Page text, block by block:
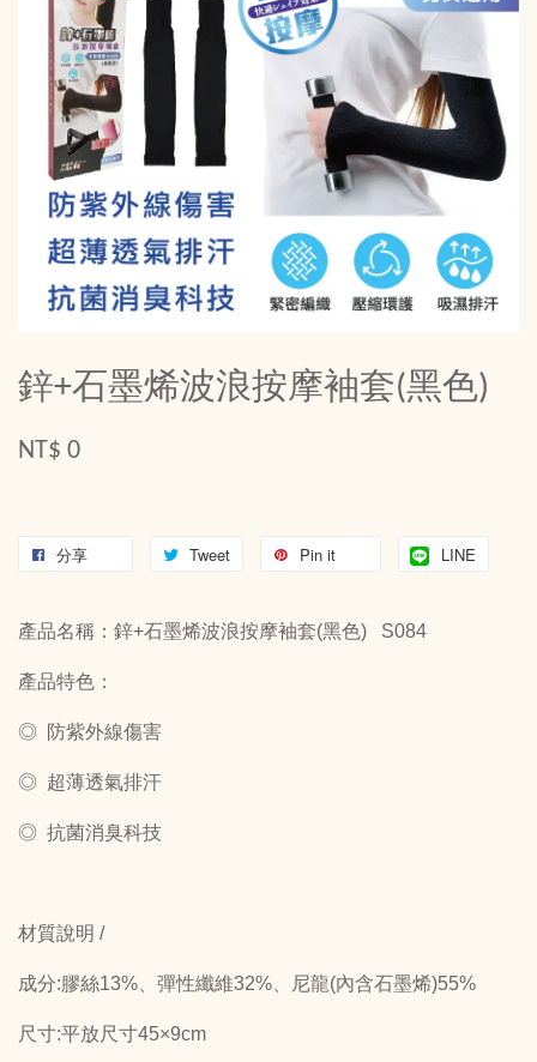
鋅+石墨烯波浪按摩袖套(黑色)
NT$ 0
分享 Tweet Pin it LINE
產品名稱：鋅+石墨烯波浪按摩袖套(黑色) S084
產品特色：
◎ 防紫外線傷害
◎ 超薄透氣排汗
◎ 抗菌消臭科技
材質說明 /
成分:膠絲13%、彈性纖維32%、尼龍(內含石墨烯)55%
尺寸:平放尺寸45×9cm